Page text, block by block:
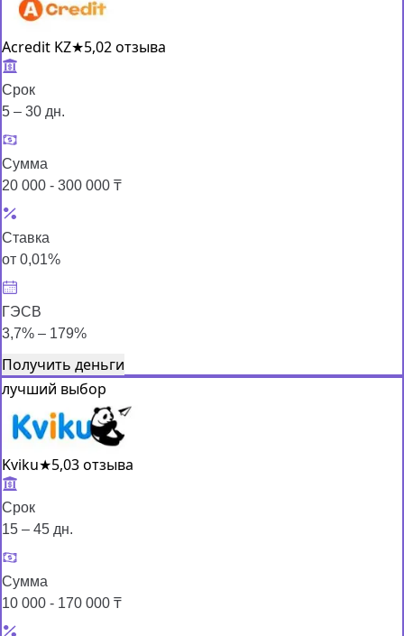
Acredit KZ★5,02 отзыва
Срок
5 – 30 дн.
Сумма
20 000 - 300 000 ₸
Ставка
от 0,01%
ГЭСВ
3,7% – 179%
Получить деньги
лучший выбор
Kviku★5,03 отзыва
Срок
15 – 45 дн.
Сумма
10 000 - 170 000 ₸